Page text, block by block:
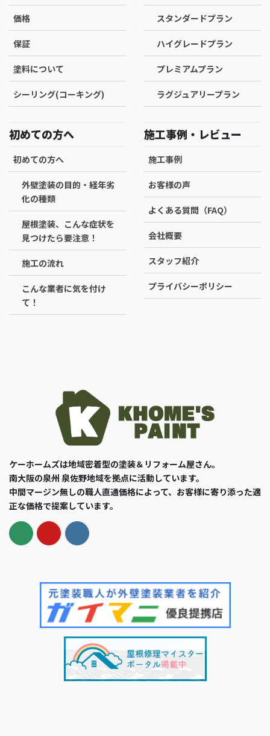
価格
保証
塗料について
シーリング(コーキング)
スタンダードプラン
ハイグレードプラン
プレミアムプラン
ラグジュアリープラン
初めての方へ
初めての方へ
外壁塗装の目的・経年劣
化の種類
屋根塗装、こんな症状を
見つけたら要注意！
施工の流れ
こんな業者に気を付け
て！
施工事例・レビュー
施工事例
お客様の声
よくある質問（FAQ）
会社概要
スタッフ紹介
プライバシーポリシー
ケーホームズは地域密着型の塗装＆リフォーム屋さん。
南大阪の泉州 泉佐野地域を拠点に活動しています。
中間マージン無しの職人直通価格によって、お客様に寄り添った適
正な価格で提案しています。